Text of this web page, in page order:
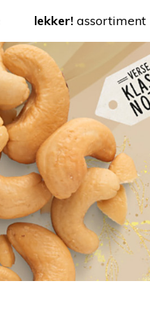
lekker! assortiment